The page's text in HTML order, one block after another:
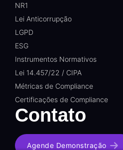
NR1
Lei Anticorrupção
LGPD
ESG
Instrumentos Normativos
Lei 14.457/22 / CIPA
Métricas de Compliance
Certificações de Compliance
Contato
Agende Demonstração